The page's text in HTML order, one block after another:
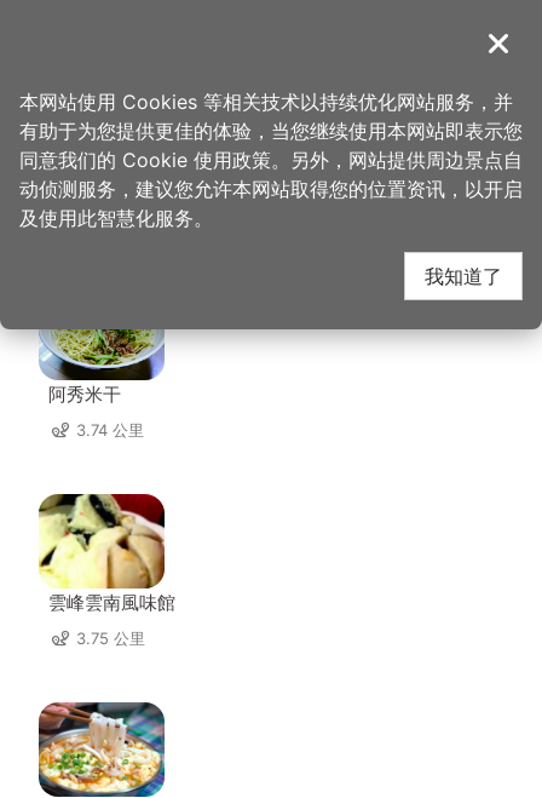
導覽
首页 > 想去的地方 > 住宿 > 宾士旅馆
宾士旅馆 周边店家
阿秀米干
3.74 公里
雲峰雲南風味館
3.75 公里
关闭
本网站使用 Cookies 等相关技术以持续优化网站服务，并
有助于为您提供更佳的体验，当您继续使用本网站即表示您
同意我们的 Cookie 使用政策。另外，网站提供周边景点自
动侦测服务，建议您允许本网站取得您的位置资讯，以开启
及使用此智慧化服务。
我知道了